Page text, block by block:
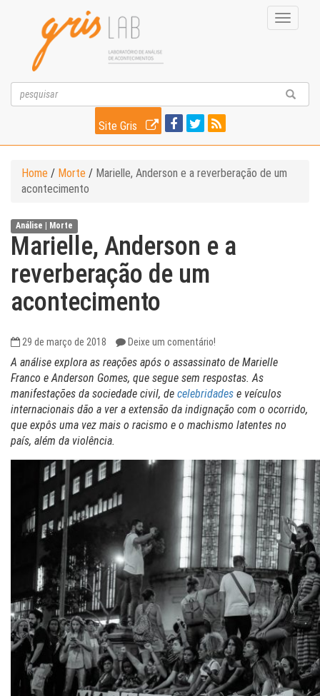
Toggle
Site Gris
Home / Morte / Marielle, Anderson e a reverberação de um
acontecimento
Análise | Morte
Marielle, Anderson e a
reverberação de um
acontecimento
29 de março de 2018 Deixe um comentário!
A análise explora as reações após o assassinato de Marielle
Franco e Anderson Gomes, que segue sem respostas. As
manifestações da sociedade civil, de celebridades e veículos
internacionais dão a ver a extensão da indignação com o ocorrido,
que expôs uma vez mais o racismo e o machismo latentes no
país, além da violência.